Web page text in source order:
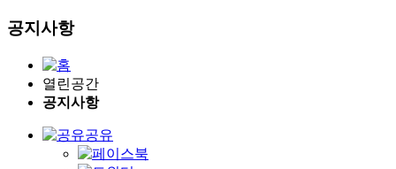
공지사항
열린공간
공지사항
공유